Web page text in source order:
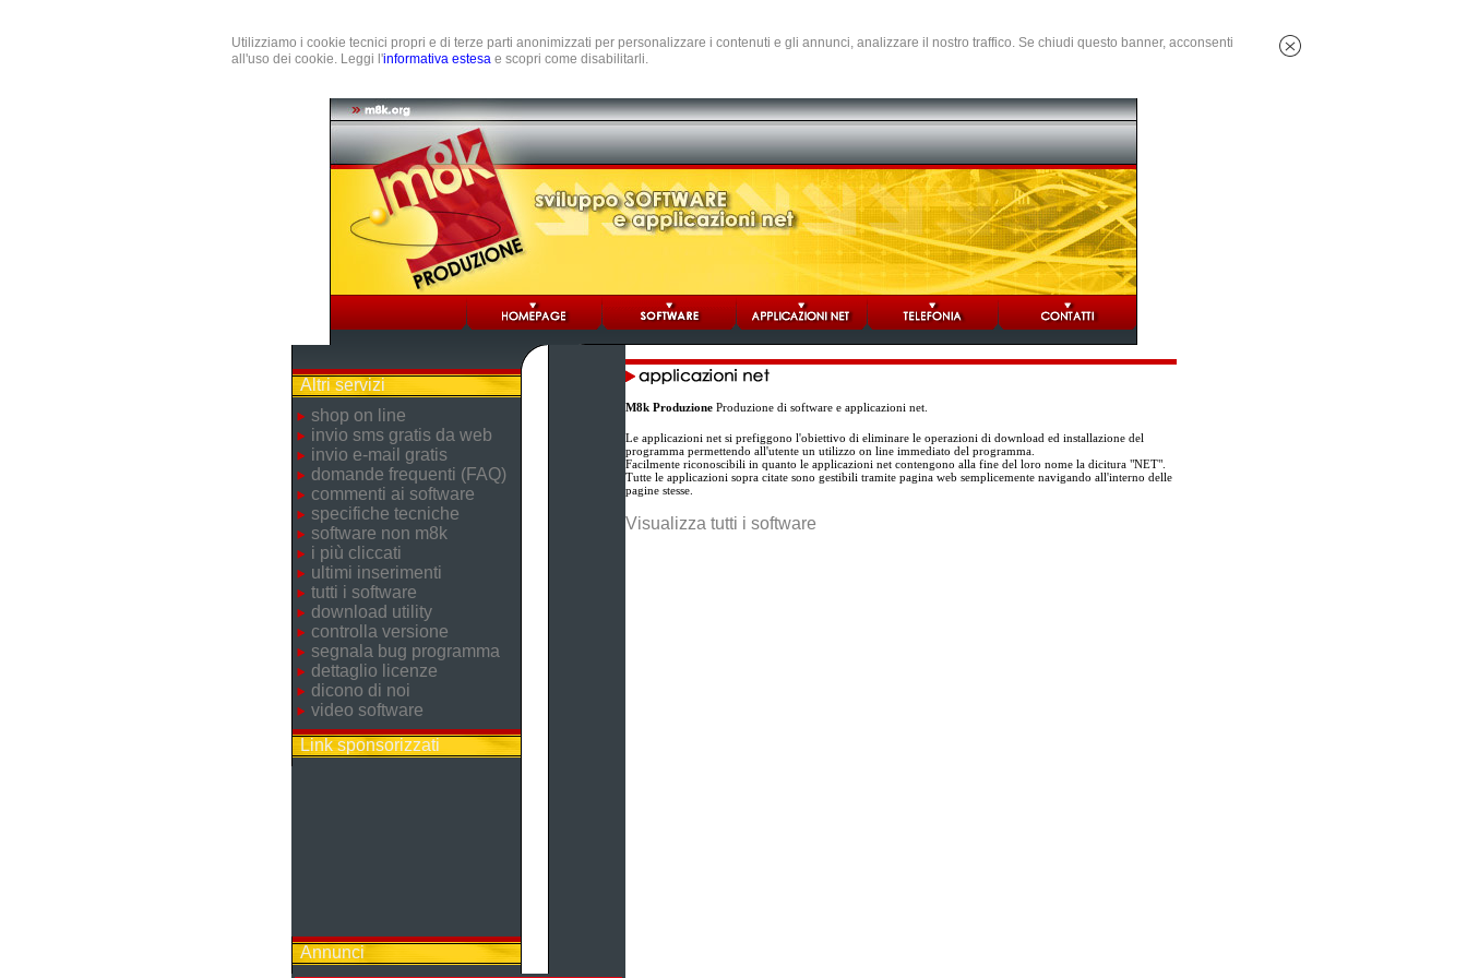
Utilizziamo i cookie tecnici propri e di terze parti anonimizzati per personalizzare i contenuti e gli annunci, analizzare il nostro traffico. Se chiudi questo banner, acconsenti
all'uso dei cookie. Leggi l'informativa estesa e scopri come disabilitarli.
Altri servizi
shop on line
invio sms gratis da web
invio e-mail gratis
domande frequenti (FAQ)
commenti ai software
specifiche tecniche
software non m8k
i più cliccati
ultimi inserimenti
tutti i software
download utility
controlla versione
segnala bug programma
dettaglio licenze
dicono di noi
video software
Link sponsorizzati
Annunci
M8k ProduzioneProduzione di software e applicazioni net.
Le applicazioni net si prefiggono l'obiettivo di eliminare le operazioni di download ed installazione del
programma permettendo all'utente un utilizzo on line immediato del programma.
Facilmente riconoscibili in quanto le applicazioni net contengono alla fine del loro nome la dicitura "NET".
Tutte le applicazioni sopra citate sono gestibili tramite pagina web semplicemente navigando all'interno delle
pagine stesse.
Visualizza tutti i software